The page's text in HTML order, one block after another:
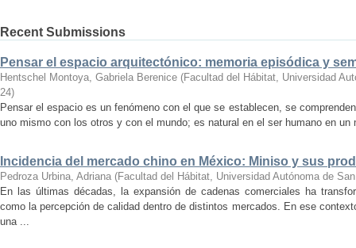
Recent Submissions
Pensar el espacio arquitectónico: memoria episódica y
Hentschel Montoya, Gabriela Berenice (Facultad del Hábitat, Universidad
24)
Pensar el espacio es un fenómeno con el que se establecen, se
uno mismo con los otros y con el mundo; es natural en el ser humano en
Incidencia del mercado chino en México: Miniso y sus
Pedroza Urbina, Adriana (Facultad del Hábitat, Universidad Autónoma de
En las últimas décadas, la expansión de cadenas comerciales ha
como la percepción de calidad dentro de distintos mercados. En ese
una ...